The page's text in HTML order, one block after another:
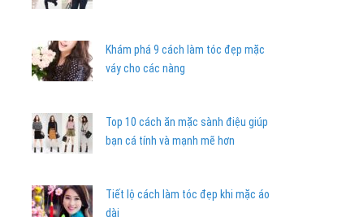
Khám phá 9 cách làm tóc đẹp mặc
váy cho các nàng
Top 10 cách ăn mặc sành điệu giúp
bạn cá tính và mạnh mẽ hơn
Tiết lộ cách làm tóc đẹp khi mặc áo
dài